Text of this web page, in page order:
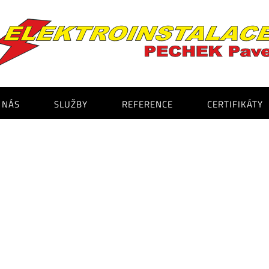
SLUŽBY REFERENCE CERTIFIKÁTY